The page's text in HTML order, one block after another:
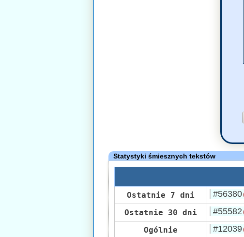
Statystyki śmiesznych tekstów
Ostatnie 7 dni
#56380
Ostatnie 30 dni #55582
Ogólnie #12039